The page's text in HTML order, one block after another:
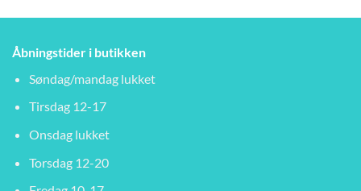
Åbningstider i butikken
Søndag/mandag lukket
Tirsdag 12-17
Onsdag lukket
Torsdag 12-20